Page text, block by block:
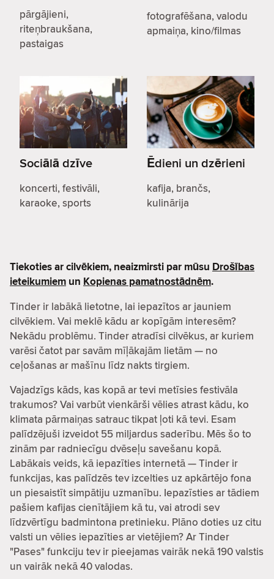
pārgājieni,
riteņbraukšana,
pastaigas
fotografēšana, valodu
apmaiņa, kino/filmas
Sociālā dzīve
koncerti, festivāli,
karaoke, sports
Ēdieni un dzērieni
kafija, brančs,
kulinārija
Tiekoties ar cilvēkiem, neaizmirsti par mūsu Drošības
ieteikumiem un Kopienas pamatnostādnēm.
Tinder ir labākā lietotne, lai iepazītos ar jauniem
cilvēkiem. Vai meklē kādu ar kopīgām interesēm?
Nekādu problēmu. Tinder atradīsi cilvēkus, ar kuriem
varēsi čatot par savām mīļākajām lietām — no
ceļošanas ar mašīnu līdz nakts tirgiem.
Vajadzīgs kāds, kas kopā ar tevi metīsies festivāla
trakumos? Vai varbūt vienkārši vēlies atrast kādu, ko
klimata pārmaiņas satrauc tikpat ļoti kā tevi. Esam
palīdzējuši izveidot 55 miljardus saderību. Mēs šo to
zinām par radniecīgu dvēseļu savešanu kopā.
Labākais veids, kā iepazīties internetā — Tinder ir
funkcijas, kas palīdzēs tev izcelties uz apkārtējo fona
un piesaistīt simpātiju uzmanību. Iepazīsties ar tādiem
pašiem kafijas cienītājiem kā tu, vai atrodi sev
līdzvērtīgu badmintona pretinieku. Plāno doties uz citu
valsti un vēlies iepazīties ar vietējiem? Ar Tinder
"Pases" funkciju tev ir pieejamas vairāk nekā 190 valstis
un vairāk nekā 40 valodas.